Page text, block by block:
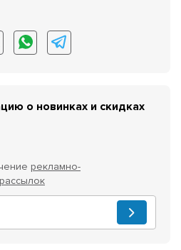
о новинках и скидках
рекламно-